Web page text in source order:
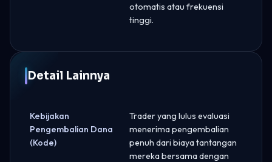
otomatis atau frekuensi
tinggi.
Detail Lainnya
Kebijakan
Pengembalian Dana
(Kode)
Trader yang lulus evaluasi
menerima pengembalian
penuh dari biaya tantangan
mereka bersama dengan